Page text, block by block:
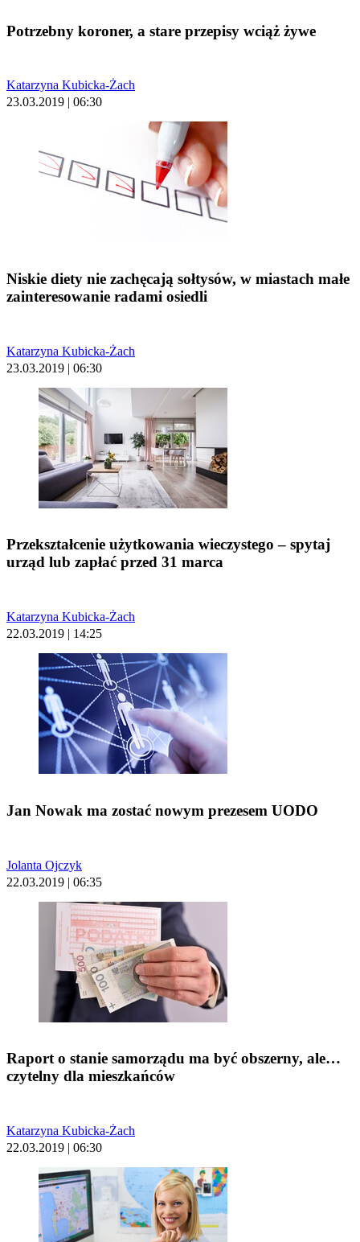
Potrzebny koroner, a stare przepisy wciąż żywe
Katarzyna Kubicka-Żach
23.03.2019 | 06:30
Niskie diety nie zachęcają sołtysów, w miastach małe
zainteresowanie radami osiedli
Katarzyna Kubicka-Żach
23.03.2019 | 06:30
Przekształcenie użytkowania wieczystego – spytaj
urząd lub zapłać przed 31 marca
Katarzyna Kubicka-Żach
22.03.2019 | 14:25
Jan Nowak ma zostać nowym prezesem UODO
Jolanta Ojczyk
22.03.2019 | 06:35
Raport o stanie samorządu ma być obszerny, ale…
czytelny dla mieszkańców
Katarzyna Kubicka-Żach
22.03.2019 | 06:30